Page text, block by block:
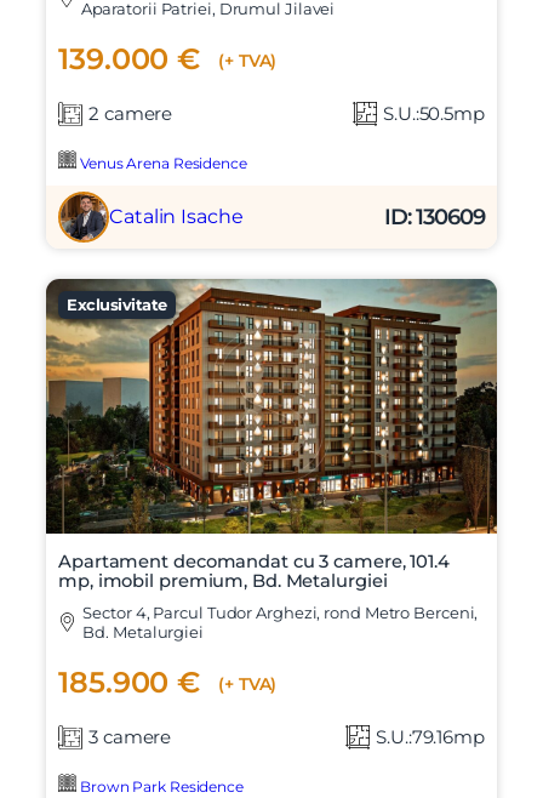
Aparatorii Patriei, Drumul Jilavei
139.000 € (+ TVA)
2 camere S.U.:50.5mp
Venus Arena Residence
Catalin Isache ID: 130609
Exclusivitate
Apartament decomandat cu 3 camere, 101.4
mp, imobil premium, Bd. Metalurgiei
Sector 4, Parcul Tudor Arghezi, rond Metro Berceni,
Bd. Metalurgiei
185.900 € (+ TVA)
3 camere S.U.:79.16mp
Brown Park Residence